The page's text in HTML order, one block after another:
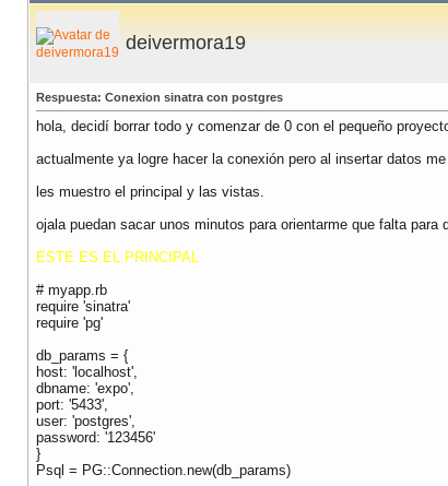
deivermora19
Respuesta: Conexion sinatra con postgres
hola, decidí borrar todo y comenzar de 0 con el pequeño
actualmente ya logre hacer la conexión pero al insertar datos
les muestro el principal y las vistas.
ojala puedan sacar unos minutos para orientarme que falta para
ESTE ES EL PRINCIPAL
# myapp.rb
require 'sinatra'
require 'pg'
db_params = {
host: 'localhost',
dbname: 'expo',
port: '5433',
user: 'postgres',
password: '123456'
}
Psql = PG::Connection.new(db_params)